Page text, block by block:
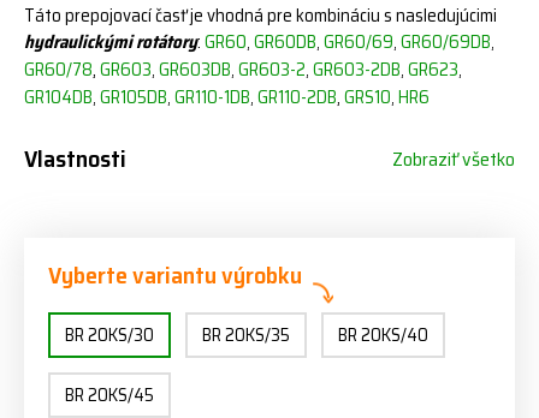
Táto prepojovací časť je vhodná pre kombináciu s nasledujúcimi
hydraulickými rotátory:GR60,GR60DB,GR60/69,GR60/69DB,
GR60/78,GR603,GR603DB,GR603-2,GR603-2DB,GR623,
GR104DB,GR105DB,GR110-1DB,GR110-2DB,GRS10,HR6
Vlastnosti Zobraziť všetko
Vyberte variantu výrobku
BR 20KS/30 BR 20KS/35 BR 20KS/40
BR 20KS/45